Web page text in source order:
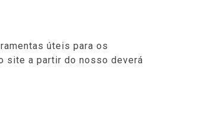
úteis para os
site a partir do nosso deverá